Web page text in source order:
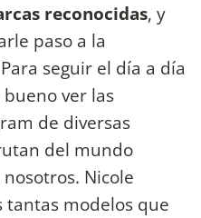
reconocidas, y
paso a la
seguir el día a día
ver las
de diversas
del mundo
Nicole
tantas modelos que